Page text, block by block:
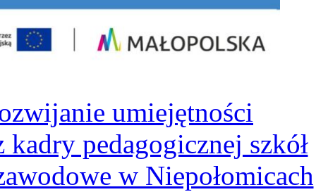
umiejętności
pedagogicznej szkół
w Niepołomicach